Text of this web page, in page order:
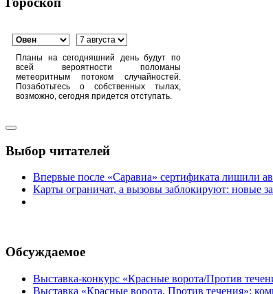
Планы на сегодняшний день будут по
всей вероятности поломаны
метеоритным потоком случайностей.
Позаботьтесь о собственных тылах,
возможно, сегодня придется отступать.
Выбор читателей
Впервые после «Саравиа» сертификата лишили
Карты ограничат, а вызовы заблокируют: новые
Обсуждаемое
Выставка-конкурс «Красные ворота/Против
Выставка «Красные ворота. Против течения»: